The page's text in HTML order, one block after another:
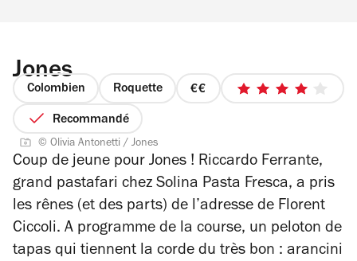
Jones
Colombien Roquette
prix
4
4
étoiles
Recommandé
© Olivia Antonetti / Jones
Coup de jeune pour Jones ! Riccardo Ferrante,
grand pastafari chez Solina Pasta Fresca, a pris
les rênes (et des parts) de l’adresse de Florent
Ciccoli. A programme de la course, un peloton de
tapas qui tiennent la corde du très bon : arancini